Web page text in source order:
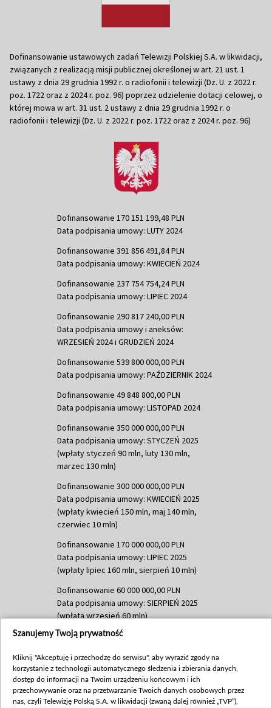
Dofinansowanie ustawowych zadań Telewizji Polskiej S.A. w likwidacji,
związanych z realizacją misji publicznej określonej w art. 21 ust. 1
ustawy z dnia 29 grudnia 1992 r. o radiofonii i telewizji (Dz. U. z 2022 r.
poz. 1722 oraz z 2024 r. poz. 96) poprzez udzielenie dotacji celowej, o
której mowa w art. 31 ust. 2 ustawy z dnia 29 grudnia 1992 r. o
radiofonii i telewizji (Dz. U. z 2022 r. poz. 1722 oraz z 2024 r. poz. 96)
Dofinansowanie 170 151 199,48 PLN
Data podpisania umowy: LUTY 2024
Dofinansowanie 391 856 491,84 PLN
Data podpisania umowy: KWIECIEŃ 2024
Dofinansowanie 237 754 754,24 PLN
Data podpisania umowy: LIPIEC 2024
Dofinansowanie 290 817 240,00 PLN
Data podpisania umowy i aneksów:
WRZESIEŃ 2024 i GRUDZIEŃ 2024
Dofinansowanie 539 800 000,00 PLN
Data podpisania umowy: PAŹDZIERNIK 2024
Dofinansowanie 49 848 800,00 PLN
Data podpisania umowy: LISTOPAD 2024
Dofinansowanie 350 000 000,00 PLN
Data podpisania umowy: STYCZEŃ 2025
(wpłaty styczeń 90 mln, luty 130 mln,
marzec 130 mln)
Dofinansowanie 300 000 000,00 PLN
Data podpisania umowy: KWIECIEŃ 2025
(wpłaty kwiecień 150 mln, maj 140 mln,
czerwiec 10 mln)
Dofinansowanie 170 000 000,00 PLN
Data podpisania umowy: LIPIEC 2025
(wpłaty lipiec 160 mln, sierpień 10 mln)
Dofinansowanie 60 000 000,00 PLN
Data podpisania umowy: SIERPIEŃ 2025
(wpłata wrzesień 60 mln)
Dofinansowanie 635 783 051,21 PLN
(wpłata wrzesień 100 mln, październik 350
mln, listopad 265 mln)
Dofinansowanie 48 862 000,00 PLN
Szanujemy Twoją prywatność
Kliknij "Akceptuję i przechodzę do serwisu", aby wyrazić zgody na
korzystanie z technologii automatycznego śledzenia i zbierania danych,
dostęp do informacji na Twoim urządzeniu końcowym i ich
przechowywanie oraz na przetwarzanie Twoich danych osobowych przez
nas, czyli Telewizję Polską S.A. w likwidacji (zwaną dalej również „TVP”),